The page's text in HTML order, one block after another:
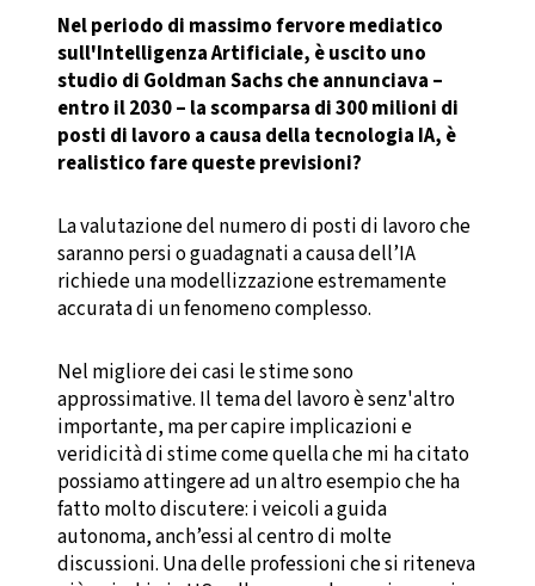
Nel periodo di massimo fervore mediatico
sull'Intelligenza Artificiale, è uscito uno
studio di Goldman Sachs che annunciava –
entro il 2030 – la scomparsa di 300 milioni di
posti di lavoro a causa della tecnologia IA, è
realistico fare queste previsioni?
La valutazione del numero di posti di lavoro che
saranno persi o guadagnati a causa dell’IA
richiede una modellizzazione estremamente
accurata di un fenomeno complesso.
Nel migliore dei casi le stime sono
approssimative. Il tema del lavoro è senz'altro
importante, ma per capire implicazioni e
veridicità di stime come quella che mi ha citato
possiamo attingere ad un altro esempio che ha
fatto molto discutere: i veicoli a guida
autonoma, anch’essi al centro di molte
discussioni. Una delle professioni che si riteneva